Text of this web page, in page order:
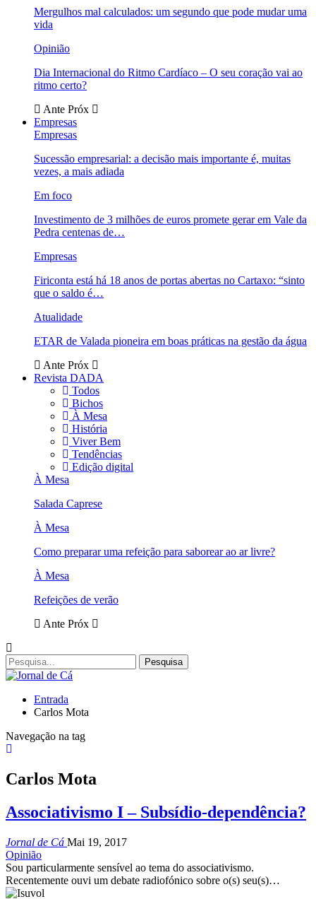
Mergulhos mal calculados: um segundo que pode mudar uma
vida
Opinião
Dia Internacional do Ritmo Cardíaco – O seu coração vai ao
ritmo certo?
Ante Próx
Empresas
Empresas
Sucessão empresarial: a decisão mais importante é, muitas
vezes, a mais adiada
Em foco
Investimento de 3 milhões de euros promete gerar em Vale da
Pedra centenas de…
Empresas
Firiconta está há 18 anos de portas abertas no Cartaxo: “sinto
que o saldo é…
Atualidade
ETAR de Valada pioneira em boas práticas na gestão da água
Ante Próx
Revista DADA
Todos
Bichos
À Mesa
História
Viver Bem
Tendências
Edição digital
À Mesa
Salada Caprese
À Mesa
Como preparar uma refeição para saborear ao ar livre?
À Mesa
Refeições de verão
Ante Próx
Entrada
Carlos Mota
Navegação na tag
Carlos Mota
Associativismo I – Subsídio-dependência?
Jornal de Cá Mai 19, 2017
Opinião
Sou particularmente sensível ao tema do associativismo.
Recentemente ouvi um debate radiofónico sobre o(s) seu(s)…